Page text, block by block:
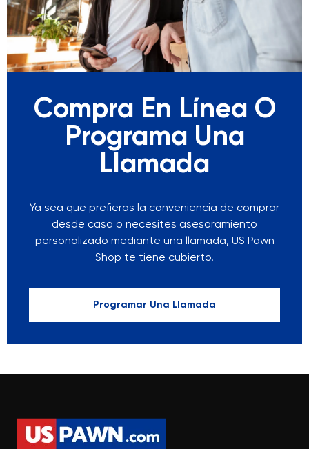
Compra En Línea O
Programa Una
Llamada
Ya sea que prefieras la conveniencia de comprar
desde casa o necesites asesoramiento
personalizado mediante una llamada, US Pawn
Shop te tiene cubierto.
Programar Una Llamada